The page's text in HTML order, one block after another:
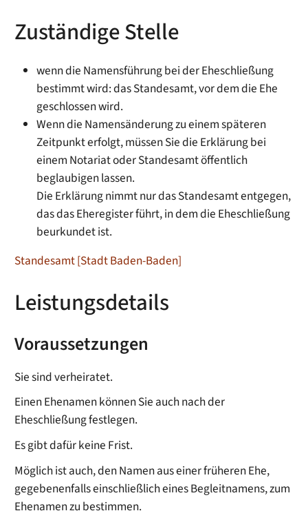
Zuständige Stelle
wenn die Namensführung bei der Eheschließung
bestimmt wird: das Standesamt, vor dem die Ehe
geschlossen wird.
Wenn die Namensänderung zu einem späteren
Zeitpunkt erfolgt, müssen Sie die Erklärung bei
einem Notariat oder Standesamt öffentlich
beglaubigen lassen.
Die Erklärung nimmt nur das Standesamt entgegen,
das das Eheregister führt, in dem die Eheschließung
beurkundet ist.
Standesamt [Stadt Baden-Baden]
Leistungsdetails
Voraussetzungen
Sie sind verheiratet.
Einen Ehenamen können Sie auch nach der
Eheschließung festlegen.
Es gibt dafür keine Frist.
Möglich ist auch, den Namen aus einer früheren Ehe,
gegebenenfalls einschließlich eines Begleitnamens, zum
Ehenamen zu bestimmen.